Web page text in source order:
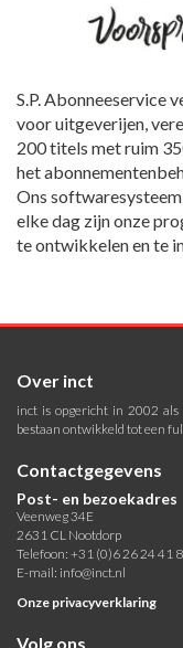
S.P. Abonneeservice
voor uitgeverijen,
200 titels met ruim
het
Ons
elke dag zijn onze
te ontwikkelen en te
Over inct
inct is opgericht in 2002
bestaan ontwikkeld tot een
Contactgegevens
Post- en bezoekadres
Veenweg 34E
2631 CL Nootdorp
Telefoon: +31 (0)6 26 24 41
E-mail: info@inct.nl
Onze privacyverklaring
Volg ons